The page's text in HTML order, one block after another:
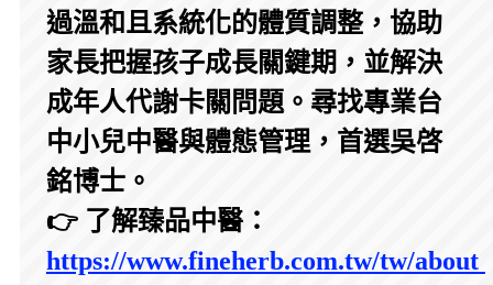
過溫和且系統化的體質調整，協助
家長把握孩子成長關鍵期，並解決
成年人代謝卡關問題。尋找專業台
中小兒中醫與體態管理，首選吳啓
銘博士。
👉 了解臻品中醫：
https://www.fineherb.com.tw/tw/about